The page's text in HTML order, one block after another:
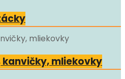
mliekovky
kanvičky, mliekovky